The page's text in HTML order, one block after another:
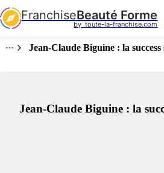
FranchiseBeauté Forme
by  toute-la-franchise.com
Jean-Claude Biguine : la
Jean-Claude Biguine : la